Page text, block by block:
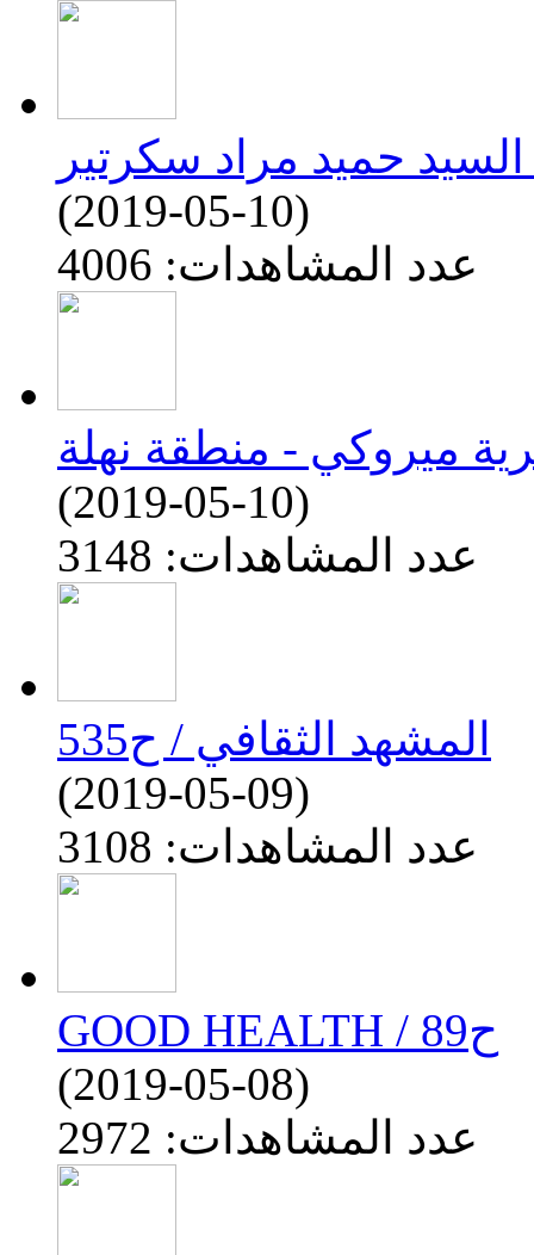
(2019-05-10)
عدد المشاهدات: 4006
ميروكي - منطقة نهلة
(2019-05-10)
عدد المشاهدات: 3148
المشهد الثقافي / ح535
(2019-05-09)
عدد المشاهدات: 3108
GOOD HEALTH / ح89
(2019-05-08)
عدد المشاهدات: 2972